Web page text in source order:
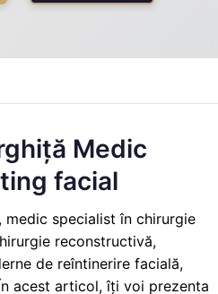
Medic
facial
, medic specialist în chirurgie
reconstructivă,
de reîntinerire facială,
acest articol, îți voi prezenta